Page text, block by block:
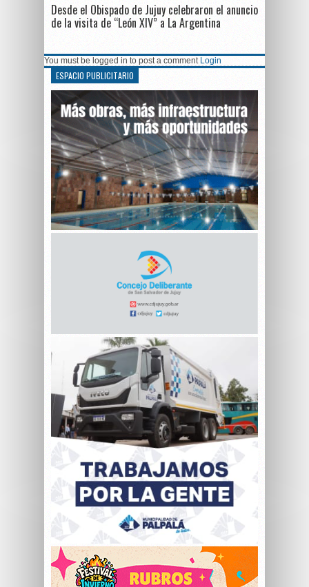
Desde el Obispado de Jujuy celebraron el anuncio
de la visita de “León XIV” a La Argentina
You must be logged in to post a comment Login
ESPACIO PUBLICITARIO